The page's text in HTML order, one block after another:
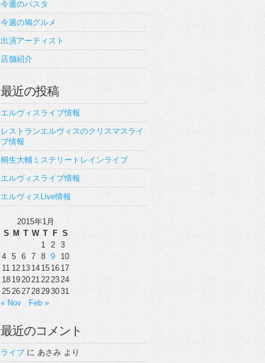
今週のパスタ
今週の鳩グルメ
出演アーティスト
店舗紹介
最近の投稿
エルヴィスライブ情報
レストランエルヴィスのクリスマスライ
ブ情報
桐生大輔ミステリートレインライブ
エルヴィスライブ情報
エルヴィスLive情報
2015年1月
S M T W T F S
1 2 3
4 5 6 7 8 9
10
11 12 13 14 15 16 17
18 192021222324
25262728293031
« Nov
Feb »
最近のコメント
ライブ に あさみ より